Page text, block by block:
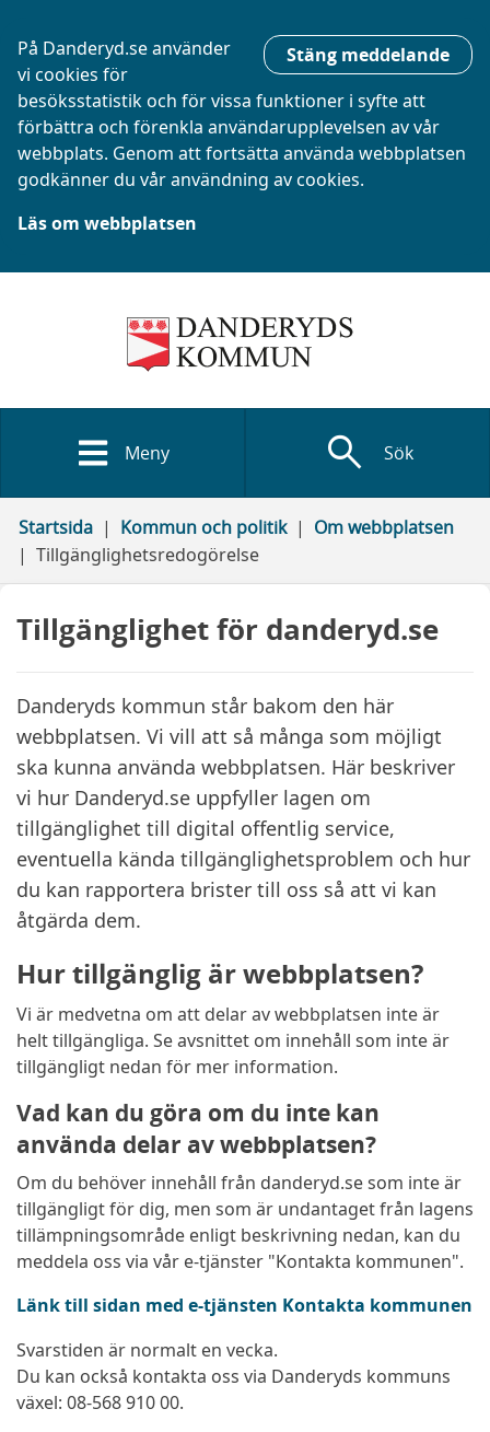
Stäng meddelande
På Danderyd.se använder
vi cookies för
besöksstatistik och för vissa funktioner i syfte att
förbättra och förenkla användarupplevelsen av vår
webbplats. Genom att fortsätta använda webbplatsen
godkänner du vår användning av cookies.
Läs om webbplatsen
Meny search Sök
Startsida Kommun och politik
Om webbplatsen
Tillgänglighetsredogörelse
Tillgänglighet för danderyd.se
Danderyds kommun står bakom den här
webbplatsen. Vi vill att så många som möjligt
ska kunna använda webbplatsen. Här beskriver
vi hur Danderyd.se uppfyller lagen om
tillgänglighet till digital offentlig service,
eventuella kända tillgänglighetsproblem och hur
du kan rapportera brister till oss så att vi kan
åtgärda dem.
Hur tillgänglig är webbplatsen?
Vi är medvetna om att delar av webbplatsen inte är
helt tillgängliga. Se avsnittet om innehåll som inte är
tillgängligt nedan för mer information.
Vad kan du göra om du inte kan
använda delar av webbplatsen?
Om du behöver innehåll från danderyd.se som inte är
tillgängligt för dig, men som är undantaget från lagens
tillämpningsområde enligt beskrivning nedan, kan du
meddela oss via vår e-tjänster "Kontakta kommunen".
Länk till sidan med e-tjänsten Kontakta kommunen
Svarstiden är normalt en vecka.
Du kan också kontakta oss via Danderyds kommuns
växel: 08-568 910 00.